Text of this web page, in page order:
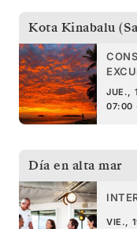
Kota Kinabalu
JUE.,
07:00
Día en alta mar
VIE.,